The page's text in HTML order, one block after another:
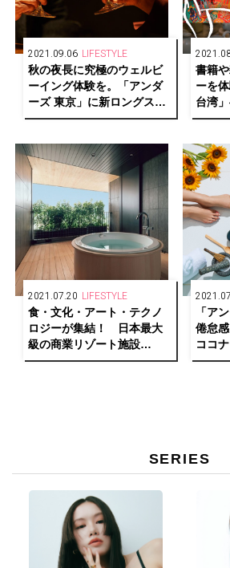
2021.09.06 LIFESTYLE
秋の夜長に究極のウェルビ
ーイング体験を。「アンダ
ーズ 東京」に新ロングステ
イプラン「My Premium
Treat～」が登場。
書籍
ーを
台湾
2021.07.20 LIFESTYLE
食・文化・アート・テクノ
ロジーが集結！ 日本最大
級の商業リゾート施設
「VISON」が三重県・多気
「ア
倦怠
ココ
ツ×ミ
SERIES